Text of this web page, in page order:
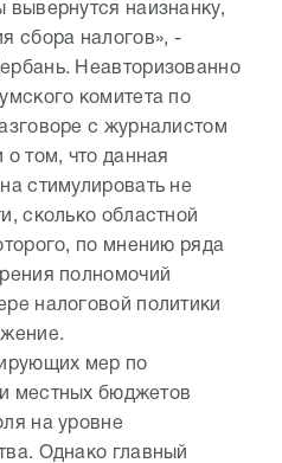
вывернутся наизнанку,
сбора налогов», -
Неавторизованно
комитета по
с журналистом
том, что данная
стимулировать не
сколько областной
по мнению ряда
полномочий
налоговой политики
мер по
местных бюджетов
на уровне
Однако главный